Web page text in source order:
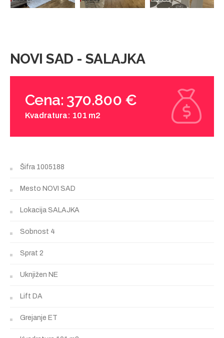
NOVI SAD - SALAJKA
Cena: 370.800 €
Kvadratura: 101 m2
Šifra 1005188
Mesto NOVI SAD
Lokacija SALAJKA
Sobnost 4
Sprat 2
Uknjižen NE
Lift DA
Grejanje ET